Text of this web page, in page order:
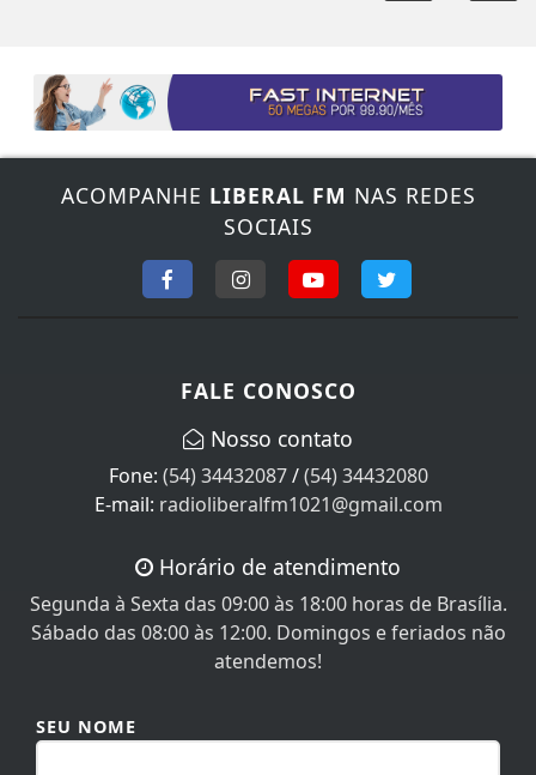
SOCIAIS
(54) 34432087/(54) 34432080
E-mail: radioliberalfm1021@gmail.com
Segunda à Sexta das 09:00 às 18:00 horas de Brasília.
Sábado das 08:00 às 12:00. Domingos e feriados não
atendemos!